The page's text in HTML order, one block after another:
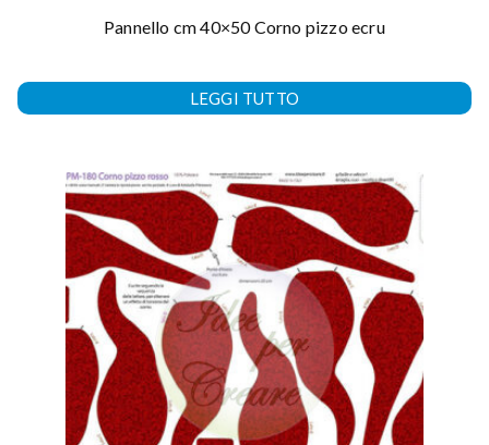
Pannello cm 40×50 Corno pizzo ecru
LEGGI TUTTO